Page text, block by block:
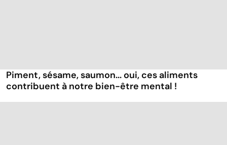
Piment, sésame, saumon... oui, ces aliments
contribuent à notre bien-être mental !